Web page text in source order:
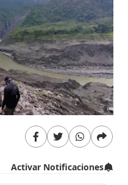
Activar Notificaciones